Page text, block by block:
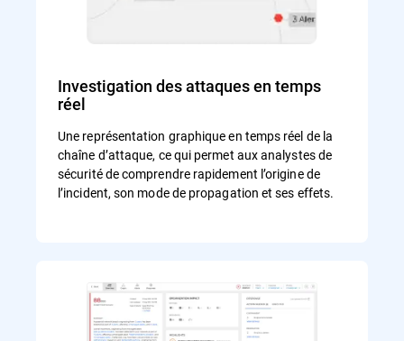
Investigation des attaques en temps
réel
Une représentation graphique en temps réel de la
chaîne d’attaque, ce qui permet aux analystes de
sécurité de comprendre rapidement l’origine de
l’incident, son mode de propagation et ses effets.